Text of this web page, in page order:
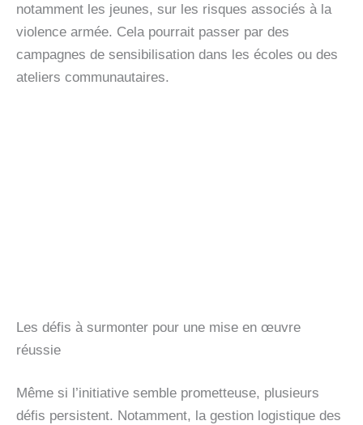
notamment les jeunes, sur les risques associés à la
violence armée. Cela pourrait passer par des
campagnes de sensibilisation dans les écoles ou des
ateliers communautaires.
Les défis à surmonter pour une mise en œuvre
réussie
Même si l’initiative semble prometteuse, plusieurs
défis persistent. Notamment, la gestion logistique des